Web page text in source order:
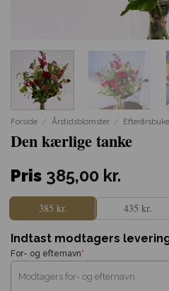
Forside / Årstidsblomster /
Den kærlige tanke
Pris 385,00 kr.
385 kr. 435 kr.
Indtast modtagers
*
For- og efternavn